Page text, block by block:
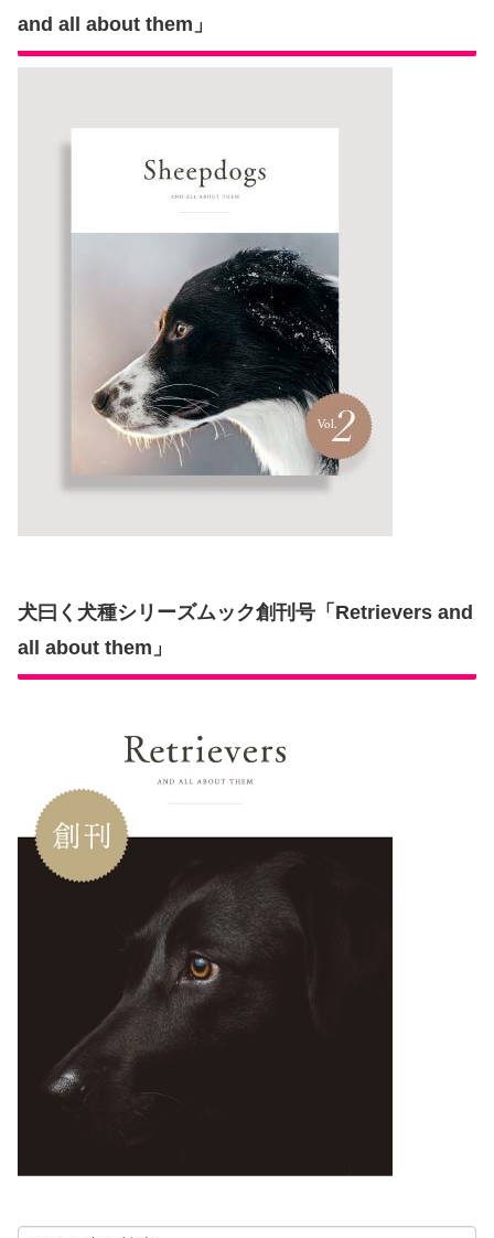
and all about them」
犬曰く犬種シリーズムック創刊号「Retrievers and
all about them」